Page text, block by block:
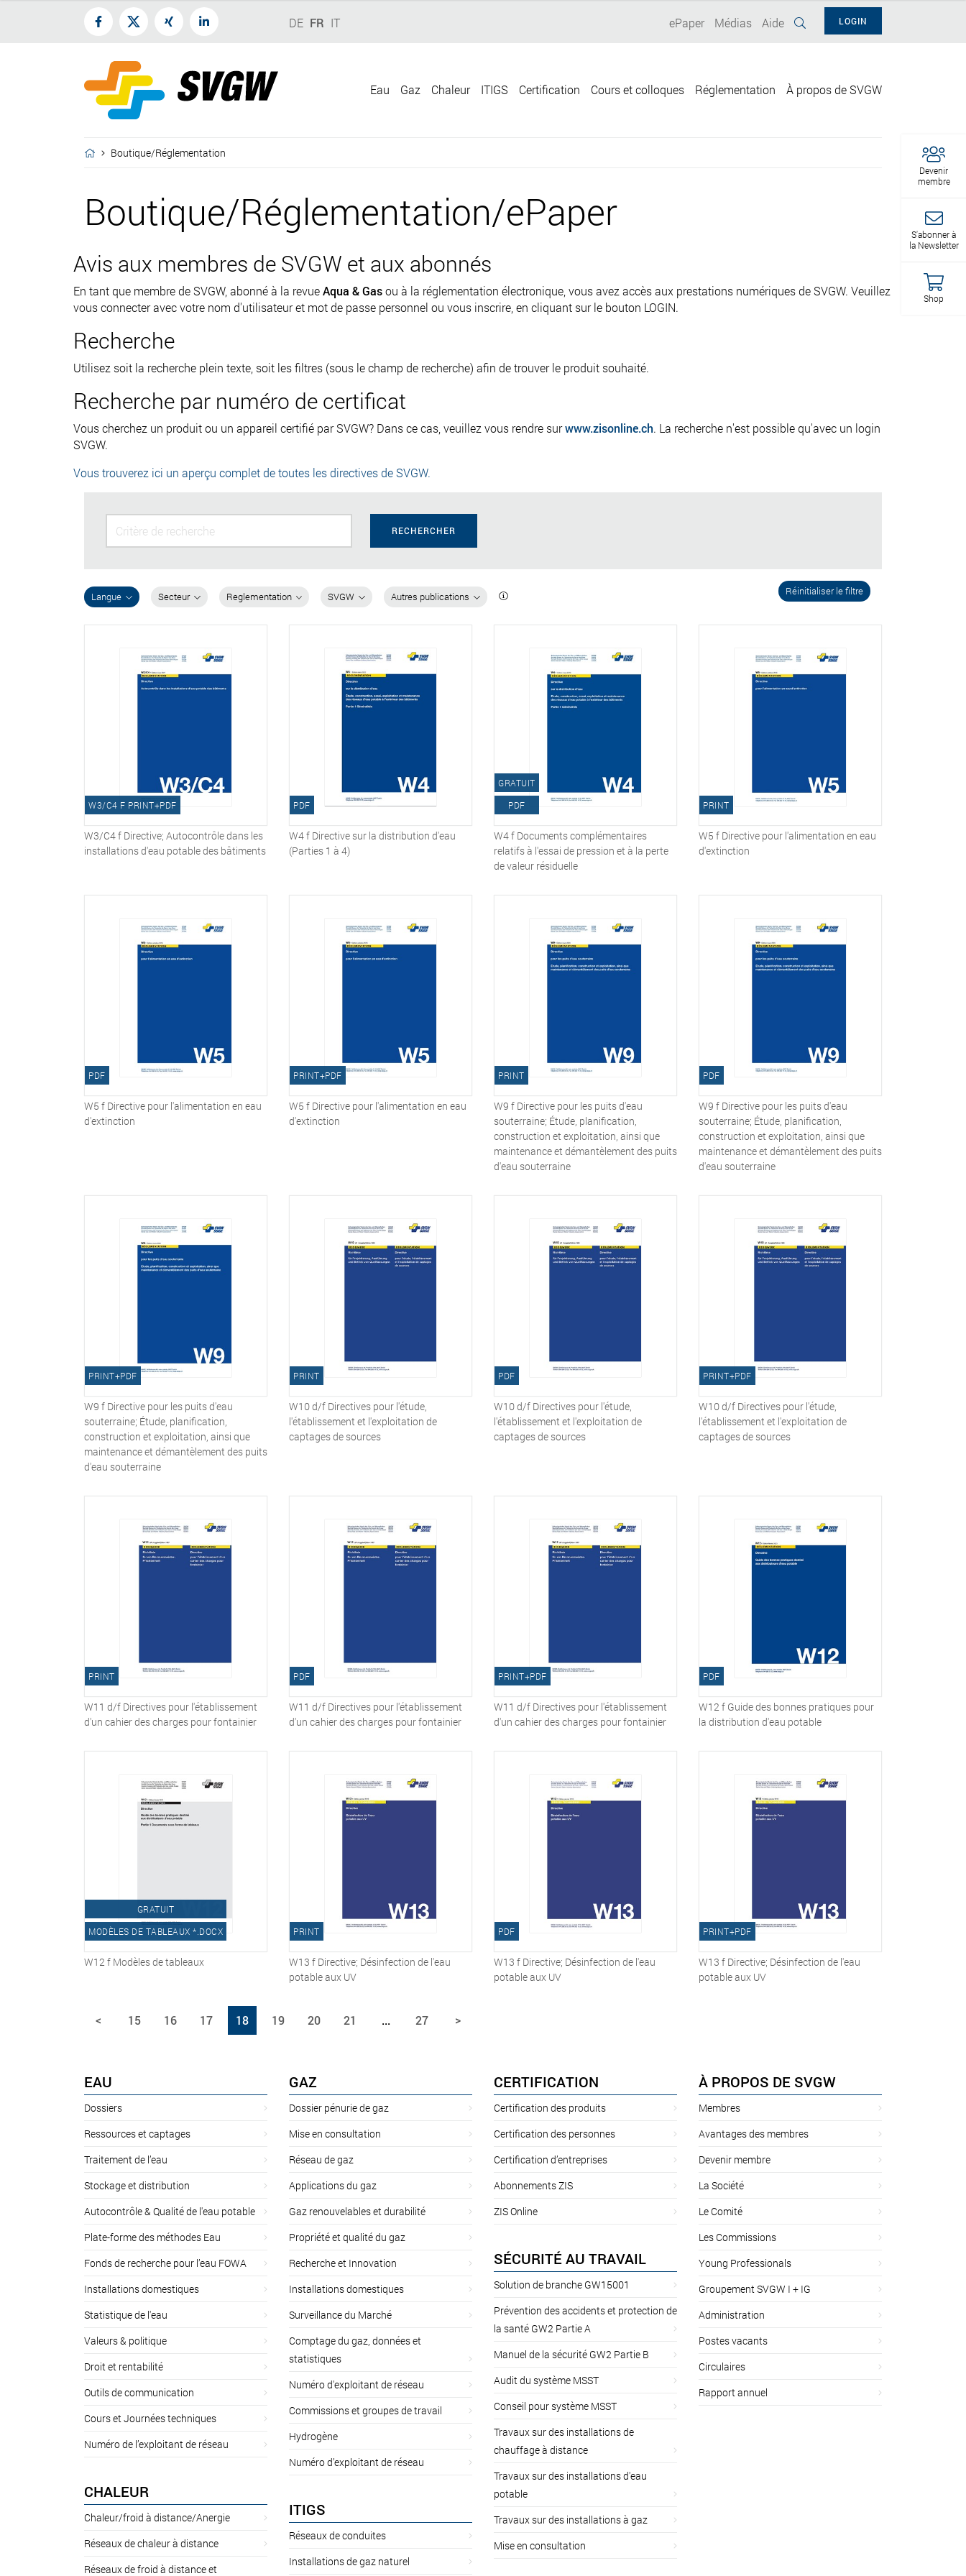
Devenir
membre
S'abonner à
la Newsletter
Shop
DE FR IT LOGIN
ePaper Médias Aide
Eau Gaz Chaleur ITIGS Certification Cours et colloques Réglementation À propos de SVGW
Boutique/Réglementation
Boutique/Réglementation/ePaper
Avis aux membres de SVGW et aux abonnés
En tant que membre de SVGW, abonné à la revueAqua & Gasou à la réglementation électronique, vous avez accès aux prestations numériques de SVGW. Veuillez
vous connecter avec votre nom d'utilisateur et mot de passe personnel ou vous inscrire, en cliquant sur le bouton LOGIN.
Recherche
Utilisez soit la recherche plein texte, soit les filtres (sous le champ de recherche) afin de trouver le produit souhaité.
Recherche par numéro de certificat
Vous cherchez un produit ou un appareil certifié par SVGW? Dans ce cas, veuillez vous rendre surwww.zisonline.ch. La recherche n'est possible qu'avec un login
SVGW.
Vous trouverez ici un aperçu complet de toutes les directives de SVGW.
RECHERCHER
Langue Secteur Reglementation SVGW Autres publications Réinitialiser le filtre
W3/C4 F PRINT+PDF
W3/C4 f Directive; Autocontrôle dans les
installations d'eau potable des bâtiments
PDF
W4 f Directive sur la distribution d'eau
(Parties 1 à 4)
GRATUIT
PDF
W4 f Documents complémentaires
relatifs à l'essai de pression et à la perte
de valeur résiduelle
PRINT
W5 f Directive pour l'alimentation en eau
d'extinction
PDF
W5 f Directive pour l'alimentation en eau
d'extinction
PRINT+PDF
W5 f Directive pour l'alimentation en eau
d'extinction
PRINT
W9 f Directive pour les puits d'eau
souterraine; Étude, planification,
construction et exploitation, ainsi que
maintenance et démantèlement des puits
d'eau souterraine
PDF
W9 f Directive pour les puits d'eau
souterraine; Étude, planification,
construction et exploitation, ainsi que
maintenance et démantèlement des puits
d'eau souterraine
PRINT+PDF
W9 f Directive pour les puits d'eau
souterraine; Étude, planification,
construction et exploitation, ainsi que
maintenance et démantèlement des puits
d'eau souterraine
PRINT
W10 d/f Directives pour l'étude,
l'établissement et l'exploitation de
captages de sources
PDF
W10 d/f Directives pour l'étude,
l'établissement et l'exploitation de
captages de sources
PRINT+PDF
W10 d/f Directives pour l'étude,
l'établissement et l'exploitation de
captages de sources
PRINT
W11 d/f Directives pour l'établissement
d'un cahier des charges pour fontainier
PDF
W11 d/f Directives pour l'établissement
d'un cahier des charges pour fontainier
PRINT+PDF
W11 d/f Directives pour l'établissement
d'un cahier des charges pour fontainier
PDF
W12 f Guide des bonnes pratiques pour
la distribution d'eau potable
GRATUIT
MODÈLES DE TABLEAUX *.DOCX
W12 f Modèles de tableaux
PRINT
W13 f Directive; Désinfection de l'eau
potable aux UV
PDF
W13 f Directive; Désinfection de l'eau
potable aux UV
PRINT+PDF
W13 f Directive; Désinfection de l'eau
potable aux UV
< 15 16 17 18 19 20 21 ... 27 >
EAU
Dossiers
Ressources et captages
Traitement de l’eau
Stockage et distribution
Autocontrôle & Qualité de l'eau potable
Plate-forme des méthodes Eau
Fonds de recherche pour l’eau FOWA
Installations domestiques
Statistique de l'eau
Valeurs & politique
Droit et rentabilité
Outils de communication
Cours et Journées techniques
Numéro de l’exploitant de réseau
CHALEUR
Chaleur/froid à distance/Anergie
Réseaux de chaleur à distance
Réseaux de froid à distance et
GAZ
Dossier pénurie de gaz
Mise en consultation
Réseau de gaz
Applications du gaz
Gaz renouvelables et durabilité
Propriété et qualité du gaz
Recherche et Innovation
Installations domestiques
Surveillance du Marché
Comptage du gaz, données et
statistiques
Numéro d'exploitant de réseau
Commissions et groupes de travail
Hydrogène
Numéro d’exploitant de réseau
ITIGS
Réseaux de conduites
Installations de gaz naturel
CERTIFICATION
Certification des produits
Certification des personnes
Certification d’entreprises
Abonnements ZIS
ZIS Online
SÉCURITÉ AU TRAVAIL
Solution de branche GW15001
Prévention des accidents et protection de
la santé GW2 Partie A
Manuel de la sécurité GW2 Partie B
Audit du système MSST
Conseil pour système MSST
Travaux sur des installations de
chauffage à distance
Travaux sur des installations d'eau
potable
Travaux sur des installations à gaz
Mise en consultation
À PROPOS DE SVGW
Membres
Avantages des membres
Devenir membre
La Société
Le Comité
Les Commissions
Young Professionals
Groupement SVGW I + IG
Administration
Postes vacants
Circulaires
Rapport annuel